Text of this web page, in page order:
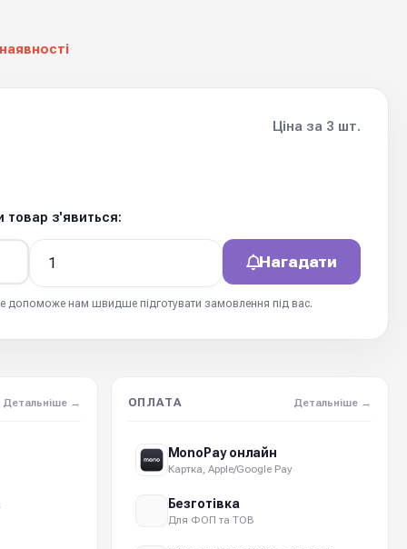
Ціна за 3 шт.
товар з'явиться:
Нагадати
допоможе нам швидше підготувати замовлення під вас.
Детальніше → ОПЛАТА Детальніше →
MonoPay онлайн
Картка, Apple/Google Pay
Безготівка
Для ФОП та ТОВ